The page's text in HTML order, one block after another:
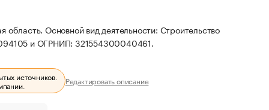
Основной вид деятельности: Строительство
и ОГРНИП: 321554300040461.
источников. Редактировать описание